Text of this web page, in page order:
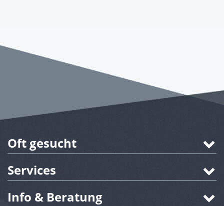
Oft gesucht
Services
Info & Beratung